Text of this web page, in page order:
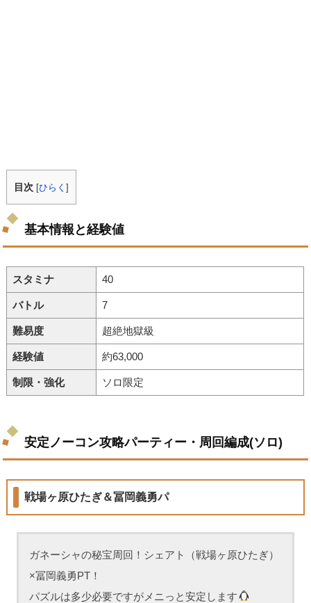
目次 [ひらく]
基本情報と経験値
スタミナ 40
バトル 7
難易度 超絶地獄級
経験値 約63,000
制限・強化 ソロ限定
安定ノーコン攻略パーティー・周回編成(ソロ)
戦場ヶ原ひたぎ＆冨岡義勇パ
ガネーシャの秘宝周回！シェアト（戦場ヶ原ひたぎ）
×冨岡義勇PT！
パズルは多少必要ですがメニっと安定します